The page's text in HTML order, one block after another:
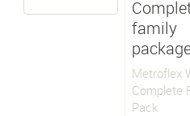
family
Metroflex
Complete
Pack